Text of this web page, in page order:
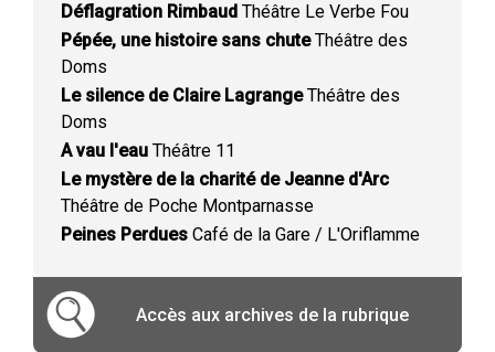
Déflagration Rimbaud Théâtre Le Verbe Fou
Pépée, une histoire sans chuteThéâtre des
Doms
Le silence de Claire LagrangeThéâtre des
Doms
A vau l'eau Théâtre 11
Le mystère de la charité de Jeanne d'Arc
Théâtre de Poche Montparnasse
Peines Perdues Café de la Gare / L'Oriflamme
Accès aux archives de la rubrique